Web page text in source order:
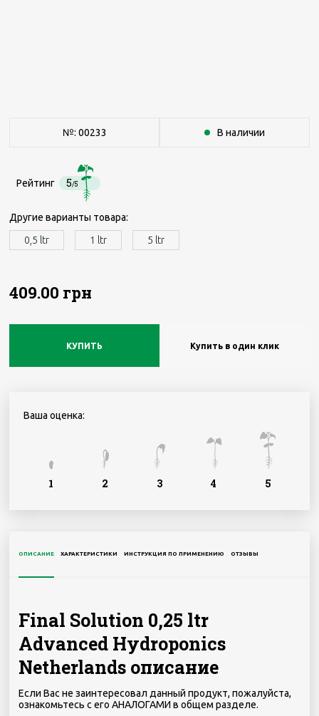
№: 00233 В наличии
Рейтинг 5/5
Другие варианты товара:
0,5 ltr
1 ltr 5 ltr
409.00 грн
КУПИТЬ Купить в один клик
Ваша оценка:
5
4
3
2
1
ОПИСАНИЕ ХАРАКТЕРИСТИКИ ИНСТРУКЦИЯ ПО ПРИМЕНЕНИЮ ОТЗЫВЫ
Final Solution 0,25 ltr
Advanced Hydroponics
Netherlands описание
Если Вас не заинтересовал данный продукт, пожалуйста,
ознакомьтесь с его АНАЛОГАМИ в общем разделе.